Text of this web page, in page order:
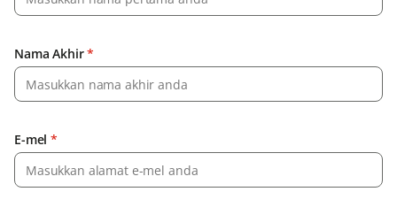
Nama Akhir*
E-mel *